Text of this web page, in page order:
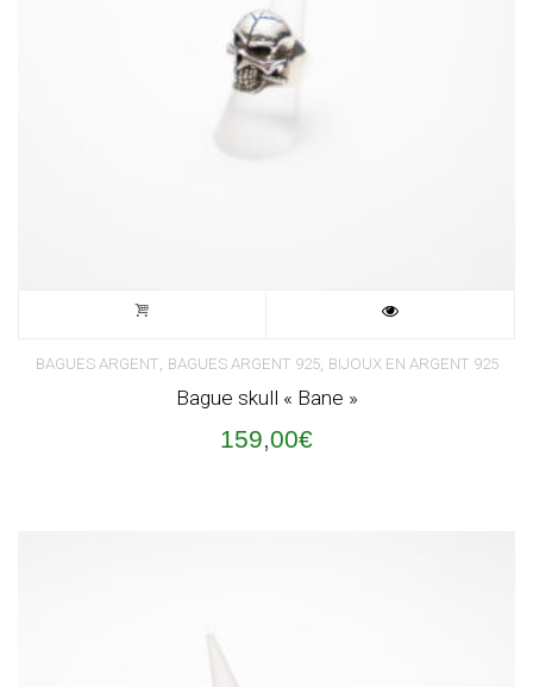
BAGUES ARGENT, BAGUES ARGENT 925, BIJOUX EN ARGENT 925
Bague skull « Bane »
159,00€